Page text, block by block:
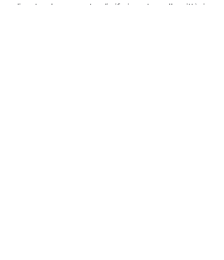
diventando un punto di riferimento nella città in